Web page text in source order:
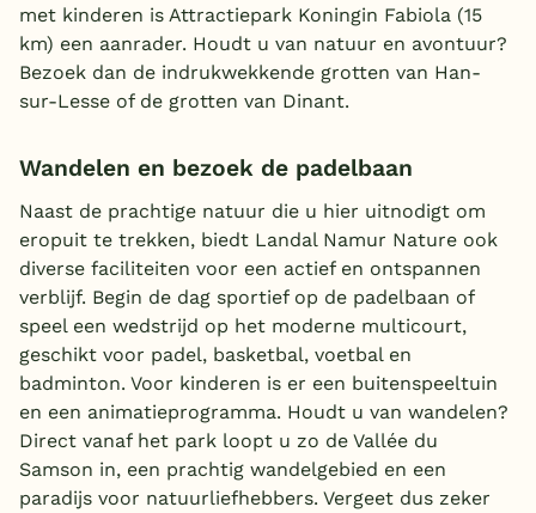
met kinderen is Attractiepark Koningin Fabiola (15
km) een aanrader. Houdt u van natuur en avontuur?
Bezoek dan de indrukwekkende grotten van Han-
sur-Lesse of de grotten van Dinant.
Wandelen en bezoek de padelbaan
Naast de prachtige natuur die u hier uitnodigt om
eropuit te trekken, biedt Landal Namur Nature ook
diverse faciliteiten voor een actief en ontspannen
verblijf. Begin de dag sportief op de padelbaan of
speel een wedstrijd op het moderne multicourt,
geschikt voor padel, basketbal, voetbal en
badminton. Voor kinderen is er een buitenspeeltuin
en een animatieprogramma. Houdt u van wandelen?
Direct vanaf het park loopt u zo de Vallée du
Samson in, een prachtig wandelgebied en een
paradijs voor natuurliefhebbers. Vergeet dus zeker